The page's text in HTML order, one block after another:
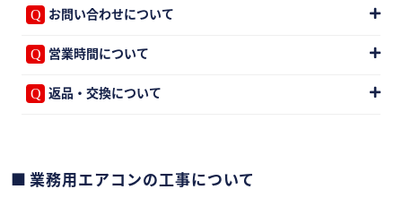
お問い合わせについて
営業時間について
返品・交換について
業務用エアコンの工事について